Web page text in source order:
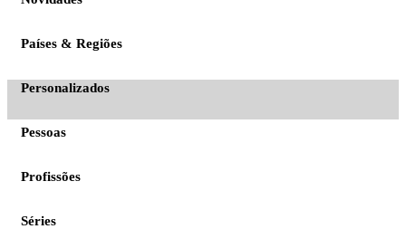
Países & Regiões
Personalizados
Pessoas
Profissões
Séries